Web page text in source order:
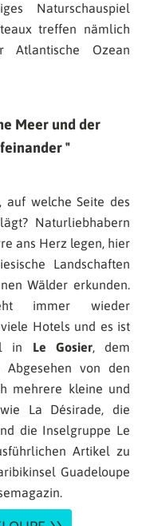
Naturschauspiel
treffen nämlich
Ozean
Meer und der
auf welche Seite des
Naturliebhabern
ans Herz legen, hier
Landschaften
Wälder erkunden.
immer wieder
Hotels und es ist
in Le Gosier, dem
von den
mehrere kleine und
La Désirade, die
die Inselgruppe Le
Artikel zu
Guadeloupe